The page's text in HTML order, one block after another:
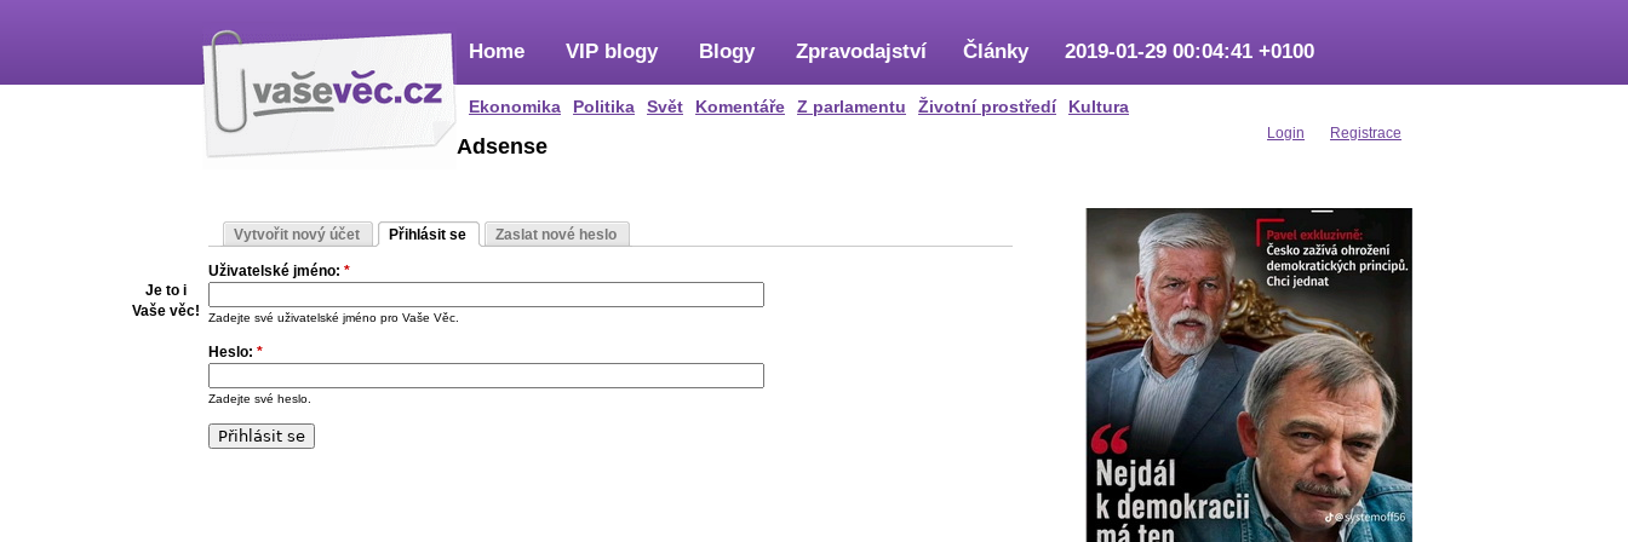
Home
Ekonomika Politika Svět Komentáře Z parlamentu Životní prostředí Kultura
VIP blogy Blogy Zpravodajství Články 2019-01-29 00:04:41 +0100
Login Registrace
Je to i
Vaše věc!
Adsense
Vytvořit nový účet Přihlásit se Zaslat nové heslo
Uživatelské jméno: *
Zadejte své uživatelské jméno pro Vaše Věc.
Heslo: *
Zadejte své heslo.